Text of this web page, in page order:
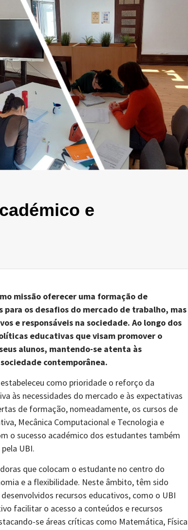
e
missão oferecer uma formação de
os desafios do mercado de trabalho, mas
e responsáveis na sociedade. Ao longo dos
educativas que visam promover o
alunos, mantendo-se atenta às
contemporânea.
como prioridade o reforço da
às necessidades do mercado e às expectativas
de formação, nomeadamente, os cursos de
Mecânica Computacional e Tecnologia e
o sucesso académico dos estudantes também
UBI.
que colocam o estudante no centro do
e a flexibilidade. Neste âmbito, têm sido
recursos educativos, como o UBI
facilitar o acesso a conteúdos e recursos
se áreas críticas como Matemática, Física